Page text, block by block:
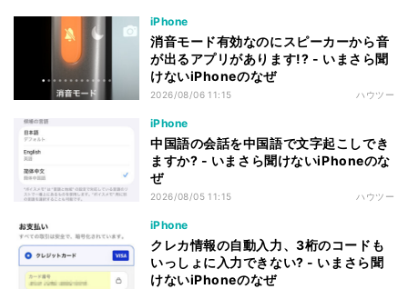
iPhone
消音モード有効なのにスピーカーから音
が出るアプリがあります!? - いまさら聞
けないiPhoneのなぜ
2026/08/06 11:15 ハウツー
iPhone
中国語の会話を中国語で文字起こしでき
ますか? - いまさら聞けないiPhoneのな
ぜ
2026/08/05 11:15 ハウツー
iPhone
クレカ情報の自動入力、3桁のコードも
いっしょに入力できない? - いまさら聞
けないiPhoneのなぜ